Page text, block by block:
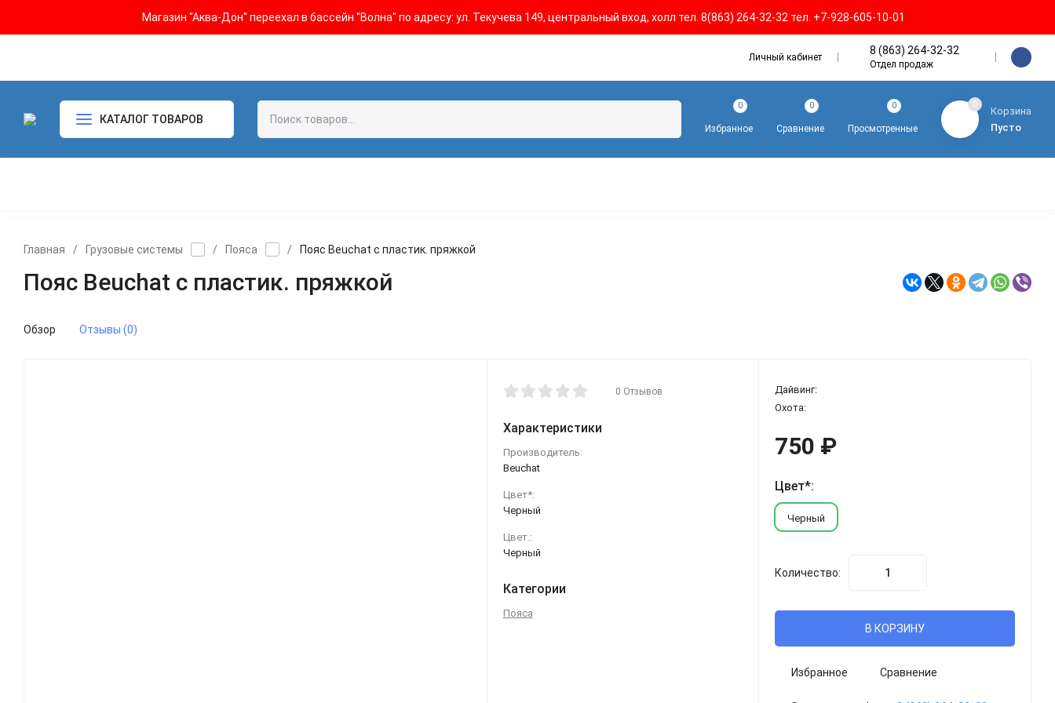
Магазин "Аква-Дон" переехал в бассейн "Волна" по адресу: ул. Текучева 149, центральный вход, холл тел. 8(863) 264-32-32 тел. +7-928-605-10-01
Личный кабинет
8 (863) 264-32-32
Отдел продаж
КАТАЛОГ ТОВАРОВ
Избранное
0
Сравнение
0
Просмотренные
0 0
Корзина
Пусто
Главная / Грузовые системы / Пояса / Пояс Beuchat с пластик. пряжкой
Пояс Beuchat с пластик. пряжкой
Обзор Отзывы (0)
0 Отзывов
Характеристики
Производитель:
Beuchat
Цвет*:
Черный
Цвет.:
Черный
Категории
Пояса
Дайвинг:
Охота:
750 ₽
Цвет*:
Черный
Количество:
В КОРЗИНУ
Избранное Сравнение